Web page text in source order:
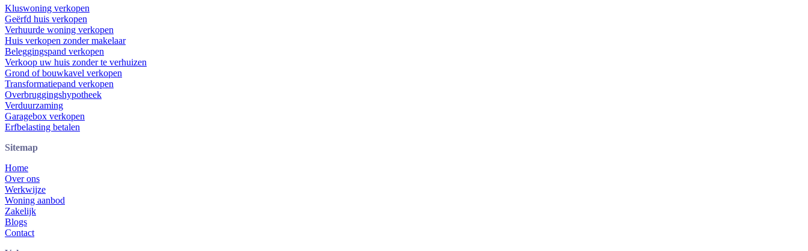
Kluswoning verkopen
Geërfd huis verkopen
Verhuurde woning verkopen
Huis verkopen zonder makelaar
Beleggingspand verkopen
Verkoop uw huis zonder te verhuizen
Grond of bouwkavel verkopen
Transformatiepand verkopen
Overbruggingshypotheek
Verduurzaming
Garagebox verkopen
Erfbelasting betalen
Sitemap
Home
Over ons
Werkwijze
Woning aanbod
Zakelijk
Blogs
Contact